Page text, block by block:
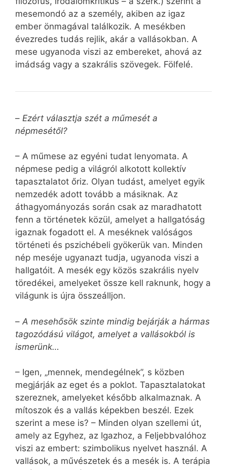
mesemondó az a személy, akiben az igaz
ember önmagával találkozik. A mesékben
évezredes tudás rejlik, akár a vallásokban. A
mese ugyanoda viszi az embereket, ahová az
imádság vagy a szakrális szövegek. Fölfelé.
– Ezért választja szét a műmesét a
népmesétől?
– A műmese az egyéni tudat lenyomata. A
népmese pedig a világról alkotott kollektív
tapasztalatot őriz. Olyan tudást, amelyet egyik
nemzedék adott tovább a másiknak. Az
áthagyományozás során csak az maradhatott
fenn a történetek közül, amelyet a hallgatóság
igaznak fogadott el. A meséknek valóságos
történeti és pszichébeli gyökerük van. Minden
nép meséje ugyanazt tudja, ugyanoda viszi a
hallgatóit. A mesék egy közös szakrális nyelv
töredékei, amelyeket össze kell raknunk, hogy a
világunk is újra összeálljon.
– A mesehősök szinte mindig bejárják a hármas
tagozódású világot, amelyet a vallásokból is
ismerünk…
– Igen, „mennek, mendegélnek”, s közben
megjárják az eget és a poklot. Tapasztalatokat
szereznek, amelyeket később alkalmaznak. A
mítoszok és a vallás képekben beszél. Ezek
szerint a mese is? – Minden olyan szellemi út,
amely az Egyhez, az Igazhoz, a Feljebbvalóhoz
viszi az embert: szimbolikus nyelvet használ. A
vallások, a művészetek és a mesék is. A terápia